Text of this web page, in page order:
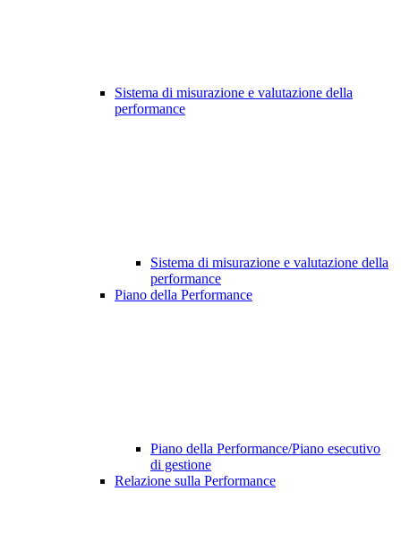
Sistema di misurazione e valutazione della
performance
Sistema di misurazione e valutazione della
performance
Piano della Performance
Piano della Performance/Piano esecutivo
di gestione
Relazione sulla Performance